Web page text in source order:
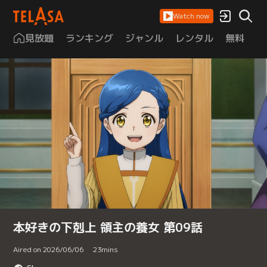
Watch now
見放題 ランキング ジャンル レンタル 無料
本好きの下剋上 領主の養女 第09話
Aired on 2026/06/06 23mins